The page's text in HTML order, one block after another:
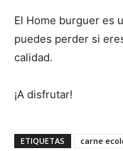
El Home burguer es
puedes perder si
calidad.
¡A disfrutar!
ETIQUETAS carne